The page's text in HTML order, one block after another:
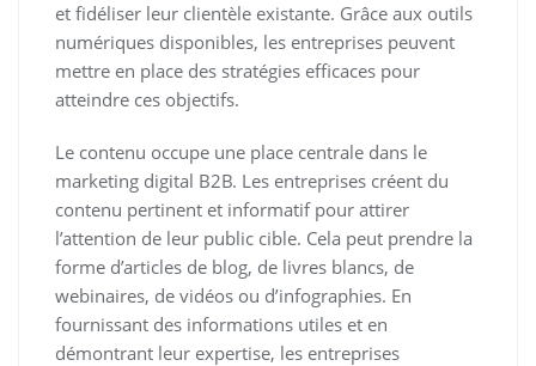
et fidéliser leur clientèle existante. Grâce aux outils
numériques disponibles, les entreprises peuvent
mettre en place des stratégies efficaces pour
atteindre ces objectifs.
Le contenu occupe une place centrale dans le
marketing digital B2B. Les entreprises créent du
contenu pertinent et informatif pour attirer
l’attention de leur public cible. Cela peut prendre la
forme d’articles de blog, de livres blancs, de
webinaires, de vidéos ou d’infographies. En
fournissant des informations utiles et en
démontrant leur expertise, les entreprises